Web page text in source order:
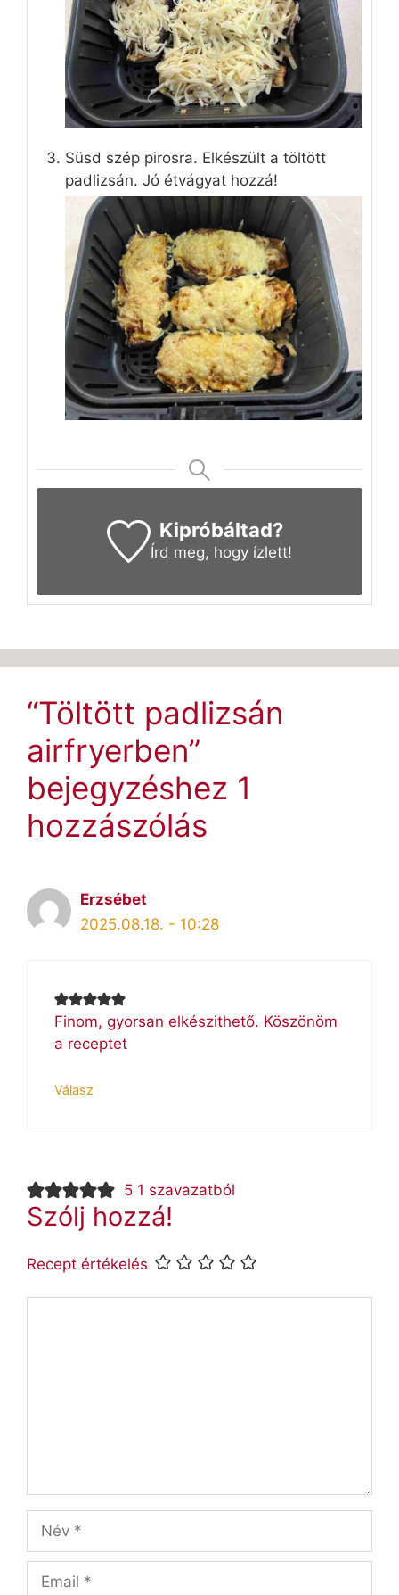
Süsd szép pirosra. Elkészült a töltött
padlizsán. Jó étvágyat hozzá!
Kipróbáltad?
Írd meg, hogy ízlett!
“Töltött padlizsán
airfryerben”
bejegyzéshez 1
hozzászólás
Erzsébet
2025.08.18. - 10:28
Finom, gyorsan elkészithető. Köszönöm
a receptet
Válasz
5 1 szavazatból
Szólj hozzá!
Recept értékelés
Név
Email